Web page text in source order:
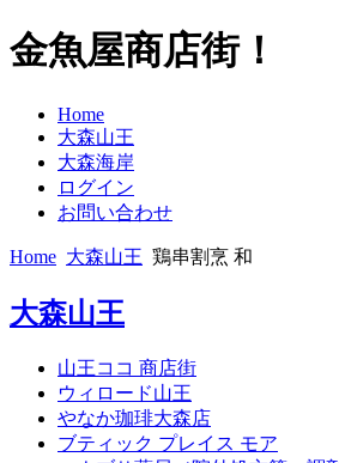
金魚屋商店街！
Home
大森山王
大森海岸
ログイン
お問い合わせ
Home 大森山王 鶏串割烹 和
大森山王
山王ココ 商店街
ウィロード山王
やなか珈琲大森店
ブティック プレイス モア